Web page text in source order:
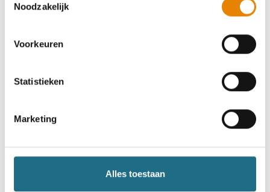
Noodzakelijk
Voorkeuren
Statistieken
Marketing
Alles toestaan
Neem deel